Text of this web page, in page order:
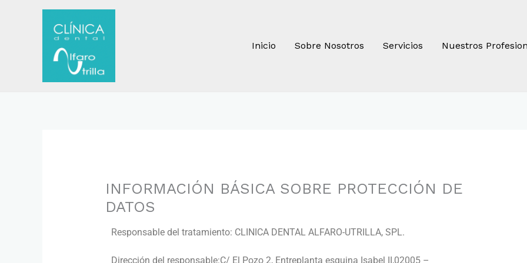
Inicio
Sobre Nosotros Servicios Nuestros
INFORMACIÓN BÁSICA SOBRE PROTECCIÓN DE
DATOS
Responsable del tratamiento: CLINICA DENTAL ALFARO-UTRILLA, SPL.
Dirección del responsable:C/ El Pozo 2, Entreplanta esquina Isabel II,02005 –